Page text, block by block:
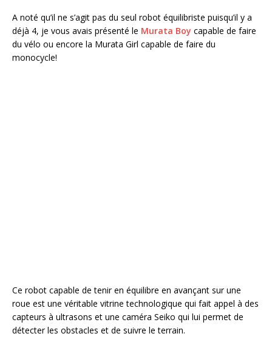
A noté qu’il ne s’agit pas du seul robot équilibriste puisqu’il y a
déjà 4, je vous avais présenté le Murata Boy capable de faire
du vélo ou encore la Murata Girl capable de faire du
monocycle!
Ce robot capable de tenir en équilibre en avançant sur une
roue est une véritable vitrine technologique qui fait appel à des
capteurs à ultrasons et une caméra Seiko qui lui permet de
détecter les obstacles et de suivre le terrain.